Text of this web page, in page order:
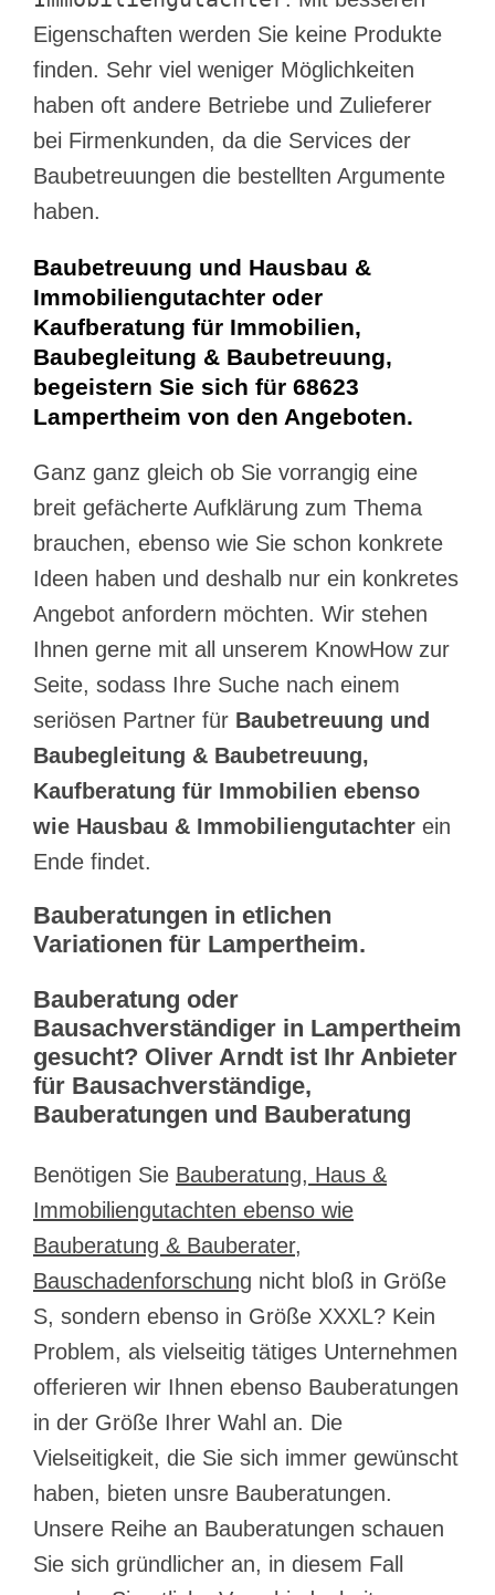
Eigenschaften werden Sie keine Produkte
finden. Sehr viel weniger Möglichkeiten
haben oft andere Betriebe und Zulieferer
bei Firmenkunden, da die Services der
Baubetreuungen die bestellten Argumente
haben.
Baubetreuung und Hausbau &
Immobiliengutachter oder
Kaufberatung für Immobilien,
Baubegleitung & Baubetreuung,
begeistern Sie sich für 68623
Lampertheim von den Angeboten.
Ganz ganz gleich ob Sie vorrangig eine
breit gefächerte Aufklärung zum Thema
brauchen, ebenso wie Sie schon konkrete
Ideen haben und deshalb nur ein konkretes
Angebot anfordern möchten. Wir stehen
Ihnen gerne mit all unserem KnowHow zur
Seite, sodass Ihre Suche nach einem
seriösen Partner für Baubetreuung und
Baubegleitung & Baubetreuung,
Kaufberatung für Immobilien ebenso
wie Hausbau & Immobiliengutachter ein
Ende findet.
Bauberatungen in etlichen
Variationen für Lampertheim.
Bauberatung oder
Bausachverständiger in Lampertheim
gesucht? Oliver Arndt ist Ihr Anbieter
für Bausachverständige,
Bauberatungen und Bauberatung
Benötigen Sie Bauberatung, Haus &
Immobiliengutachten ebenso wie
Bauberatung & Bauberater,
Bauschadenforschung nicht bloß in Größe
S, sondern ebenso in Größe XXXL? Kein
Problem, als vielseitig tätiges Unternehmen
offerieren wir Ihnen ebenso Bauberatungen
in der Größe Ihrer Wahl an. Die
Vielseitigkeit, die Sie sich immer gewünscht
haben, bieten unsre Bauberatungen.
Unsere Reihe an Bauberatungen schauen
Sie sich gründlicher an, in diesem Fall